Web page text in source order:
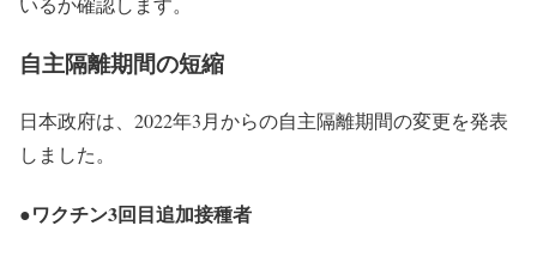
自主隔離期間の短縮
日本政府は、2022年3月からの自主隔離期間の変更を発表
しました。
●ワクチン3回目追加接種者